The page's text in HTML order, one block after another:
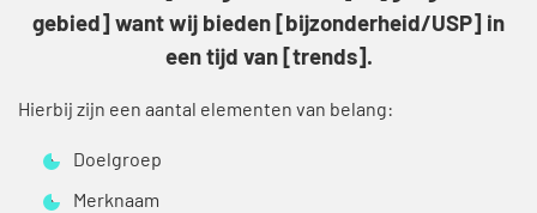
gebied] want wij bieden [bijzonderheid/USP] in
een tijd van [trends].
Hierbij zijn een aantal elementen van belang:
Doelgroep
Merknaam